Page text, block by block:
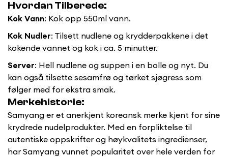
Hvordan Tilberede:
Kok Vann: Kok opp 550ml vann.
Kok Nudler: Tilsett nudlene og krydderpakkene i det
kokende vannet og kok i ca. 5 minutter.
Server: Hell nudlene og suppen i en bolle og nyt. Du
kan også tilsette sesamfrø og tørket sjøgress som
følger med for ekstra smak.
Merkehistorie:
Samyang er et anerkjent koreansk merke kjent for sine
krydrede nudelprodukter. Med en forpliktelse til
autentiske oppskrifter og høykvalitets ingredienser,
har Samyang vunnet popularitet over hele verden for
No, I'm not Yes, I am